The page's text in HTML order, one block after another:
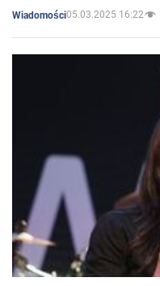
Wiadomości05.03.2025 16:22